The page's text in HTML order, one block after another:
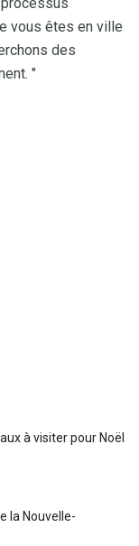
vous êtes en ville
des
"
à visiter pour Noël
la Nouvelle-